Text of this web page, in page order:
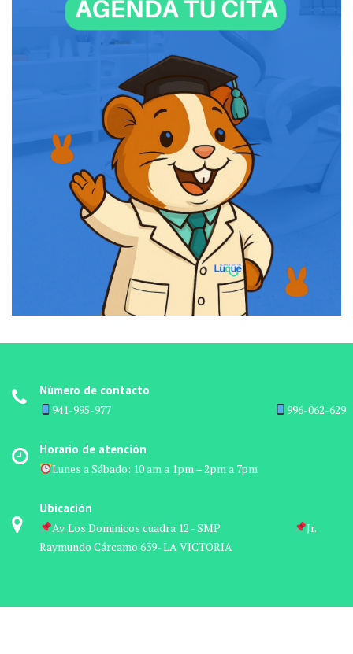
Número de contacto
941-995-977 ‎ ‎ ‎ ‎ ‎ ‎ ‎ ‎ ‎ ‎ ‎ ‎ ‎ ‎ ‎ ‎ ‎ ‎ ‎ ‎ ‎ ‎ ‎ ‎ ‎ ‎ ‎ ‎ ‎ ‎ ‎ ‎ ‎ ‎ ‎ ‎ ‎ ‎ ‎ ‎ ‎ ‎ ‎ ‎ ‎ ‎ ‎ ‎ ‎ ‎ ‎ ‎ ‎ ‎ ‎ ‎ ‎ ‎ ‎ ‎ ‎ ‎ ‎ ‎ ‎ ‎ ‎ ‎
996-062-629
Horario de atención
Lunes a Sábado: 10 am a 1pm – 2pm a 7pm
Ubicación
Av. Los Dominicos cuadra 12 - SMP‎ ‎ ‎ ‎ ‎ ‎ ‎ ‎ ‎ ‎ ‎ ‎ ‎ ‎ ‎ ‎ ‎ ‎ ‎ ‎ ‎ ‎ ‎ ‎ ‎ ‎ ‎ ‎ ‎ ‎ ‎ ‎
Jr.
Raymundo Cárcamo 639- LA VICTORIA